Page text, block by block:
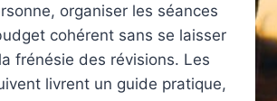
organiser les séances
cohérent sans se laisser
frénésie des révisions. Les
livrent un guide pratique,